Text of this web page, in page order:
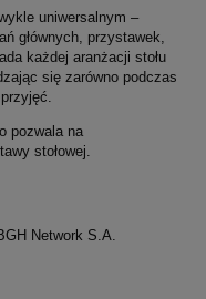
uniwersalnym –
głównych, przystawek,
każdej aranżacji stołu
się zarówno podczas
pozwala na
stołowej.
Network S.A.